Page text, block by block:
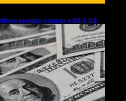
pregão cotado a R$ 5,08